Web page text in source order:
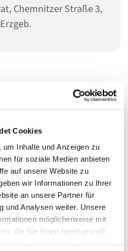
Cookies
Inhalte und Anzeigen zu
für soziale Medien anbieten
auf unsere Website zu
wir Informationen zu Ihrer
an unsere Partner für
und Analysen weiter. Unsere
möglicherweise mit
die Sie ihnen bereitgestellt
Chemnitzer Straße 3,